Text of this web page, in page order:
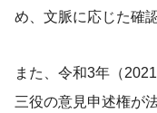
め、文脈に応じた確
また、令和3年（
三役の意見申述権が